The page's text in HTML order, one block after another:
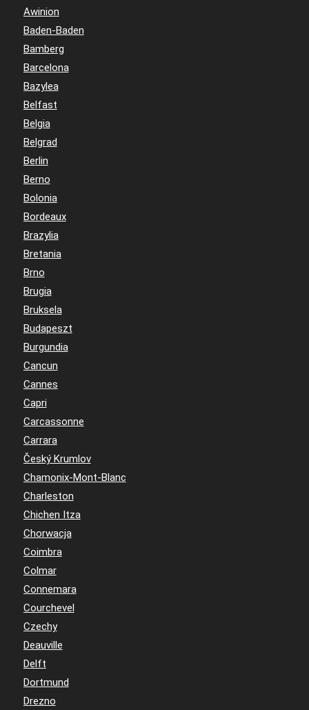
Awinion
Baden-Baden
Bamberg
Barcelona
Bazylea
Belfast
Belgia
Belgrad
Berlin
Berno
Bolonia
Bordeaux
Brazylia
Bretania
Brno
Brugia
Bruksela
Budapeszt
Burgundia
Cancun
Cannes
Capri
Carcassonne
Carrara
Český Krumlov
Chamonix-Mont-Blanc
Charleston
Chichen Itza
Chorwacja
Coimbra
Colmar
Connemara
Courchevel
Czechy
Deauville
Delft
Dortmund
Drezno